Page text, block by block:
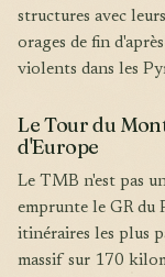
structures avec
orages de fin
violents dans les
Le Tour du
d'Europe
Le TMB n'est pas un GR à proprement parler, mais il
emprunte le GR du
itinéraires les plus
massif sur 170